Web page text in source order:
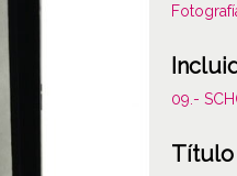
09.-
Título